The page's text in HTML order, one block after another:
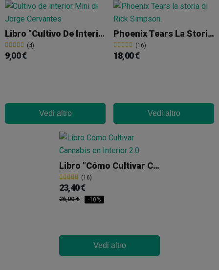
Libro "Cultivo De Interior Mini” Di Jorge Cervantes
(4)
9,00 €
Vedi altro
Phoenix Tears La Storia Di Rick Simpson
(16)
18,00 €
Vedi altro
Libro "Cómo Cultivar Cannabis En Interior 2.0"
(16)
23,40 €
26,00 € -10%
Vedi altro